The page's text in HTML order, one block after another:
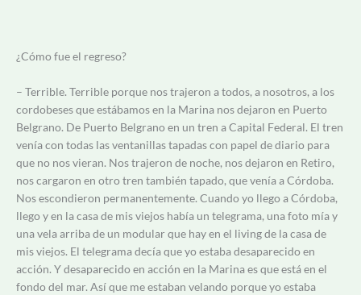
¿Cómo fue el regreso?
– Terrible. Terrible porque nos trajeron a todos, a nosotros, a los
cordobeses que estábamos en la Marina nos dejaron en Puerto
Belgrano. De Puerto Belgrano en un tren a Capital Federal. El tren
venía con todas las ventanillas tapadas con papel de diario para
que no nos vieran. Nos trajeron de noche, nos dejaron en Retiro,
nos cargaron en otro tren también tapado, que venía a Córdoba.
Nos escondieron permanentemente. Cuando yo llego a Córdoba,
llego y en la casa de mis viejos había un telegrama, una foto mía y
una vela arriba de un modular que hay en el living de la casa de
mis viejos. El telegrama decía que yo estaba desaparecido en
acción. Y desaparecido en acción en la Marina es que está en el
fondo del mar. Así que me estaban velando porque yo estaba